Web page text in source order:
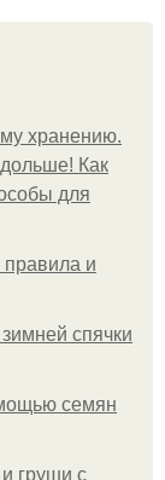
хранению.
Как
для
и
спячки
семян
груши с